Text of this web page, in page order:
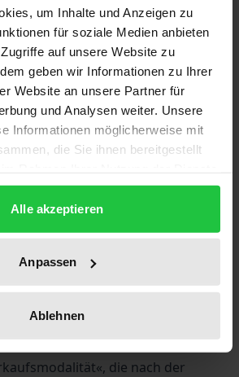
um Inhalte und Anzeigen zu
für soziale Medien anbieten
auf unsere Website zu
geben wir Informationen zu Ihrer
Website an unsere Partner für
und Analysen weiter. Unsere
Informationen möglicherweise mit
die Sie ihnen bereitgestellt
Alle akzeptieren
Anpassen
Ablehnen
Verbraucher geschützt werden
»mündige« Verbraucher,
des »bon père de famille« oder
entspricht? Während der
das Verbraucherleitbild
vertritt, propagiert die
des schutzbedürftigen,
Wie verhält sich das in
insbesondere solchen, die – wie
– junge
machen, welches
anzuwenden ist oder handelt es
die nach der